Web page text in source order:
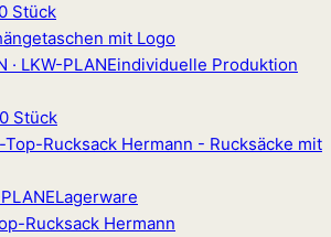
Stück
· LKW-PLANEindividuelle Produktion
Stück
Lagerware
Rucksack Hermann